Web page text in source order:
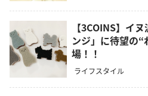
【3COINS】イ
ンジ」に待望の
場！！
ライフスタイル